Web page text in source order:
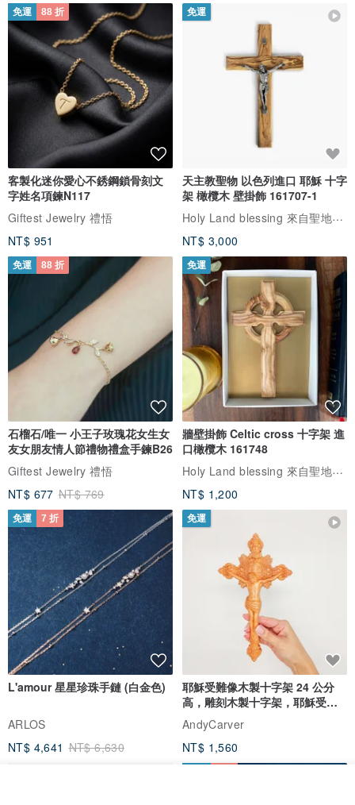
免運 88 折
客製化迷你愛心不銹鋼鎖骨刻文
字姓名項鍊N117
Giftest Jewelry 禮悟
NT$ 951
免運
天主教聖物 以色列進口 耶穌 十字
架 橄欖木 壁掛飾 161707-1
Holy Land blessing 來自聖地的祝福
NT$ 3,000
免運 88 折
石榴石/唯一 小王子玫瑰花女生女
友女朋友情人節禮物禮盒手鍊B26
Giftest Jewelry 禮悟
NT$ 677 NT$ 769
免運
牆壁掛飾 Celtic cross 十字架 進
口橄欖木 161748
Holy Land blessing 來自聖地的祝福
NT$ 1,200
免運 7 折
L'amour 星星珍珠手鏈 (白金色)
ARLOS
NT$ 4,641 NT$ 6,630
免運
耶穌受難像木製十字架 24 公分
高，雕刻木製十字架，耶穌受難
像天主教十字架
AndyCarver
NT$ 1,560